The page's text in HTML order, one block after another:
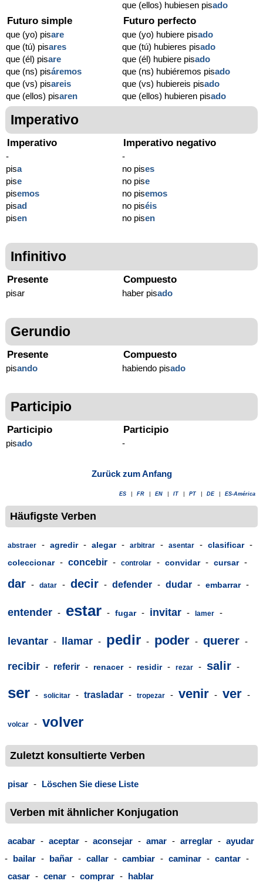
que (ellos) hubiesen pisado
Futuro simple
que (yo) pisare
que (tú) pisares
que (él) pisare
que (ns) pisáremos
que (vs) pisareis
que (ellos) pisaren
Futuro perfecto
que (yo) hubiere pisado
que (tú) hubieres pisado
que (él) hubiere pisado
que (ns) hubiéremos pisado
que (vs) hubiereis pisado
que (ellos) hubieren pisado
Imperativo
Imperativo
-
pisa
pise
pisemos
pisad
pisen
Imperativo negativo
-
no pises
no pise
no pisemos
no piséis
no pisen
Infinitivo
Presente
pisar
Compuesto
haber pisado
Gerundio
Presente
pisando
Compuesto
habiendo pisado
Participio
Participio
pisado
Participio
-
Zurück zum Anfang
ES FR EN IT PT DE ES-América
Häufigste Verben
abstraer - agredir - alegar - arbitrar - asentar - clasificar -
coleccionar - concebir - controlar - convidar - cursar -
dar - datar - decir - defender - dudar - embarrar -
entender - estar - fugar - invitar - lamer -
levantar - llamar - pedir - poder - querer -
recibir - referir - renacer - residir - rezar - salir -
ser - solicitar - trasladar - tropezar - venir - ver -
volcar - volver
Zuletzt konsultierte Verben
pisar - Löschen Sie diese Liste
Verben mit ähnlicher Konjugation
acabar - aceptar - aconsejar - amar - arreglar - ayudar
- bailar - bañar - callar - cambiar - caminar - cantar -
casar - cenar - comprar - hablar